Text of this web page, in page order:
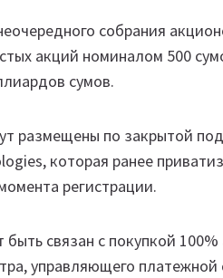
собрания
акций номиналом 500
сумов.
размещены по закрытой
которая ранее
регистрации.
связан с покупкой
управляющего